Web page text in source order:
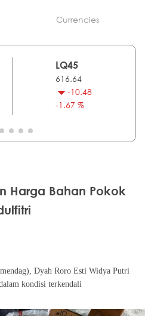
Currencies
LQ45
616.64
-10.48
-1.67 %
Harga Bahan Pokok
Dyah Roro Esti Widya Putri
kondisi terkendali